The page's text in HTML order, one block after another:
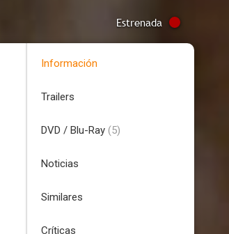
Estrenada
Información
Trailers
DVD / Blu-Ray (5)
Noticias
Similares
Críticas